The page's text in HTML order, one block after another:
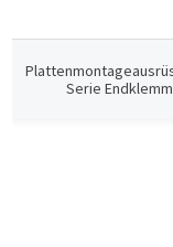
Serie